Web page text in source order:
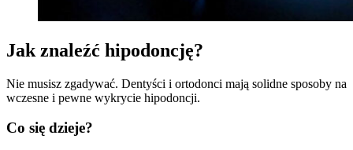
Jak znaleźć hipodoncję?
Nie musisz zgadywać. Dentyści i ortodonci mają solidne sposoby na
wczesne i pewne wykrycie hipodoncji.
Co się dzieje?